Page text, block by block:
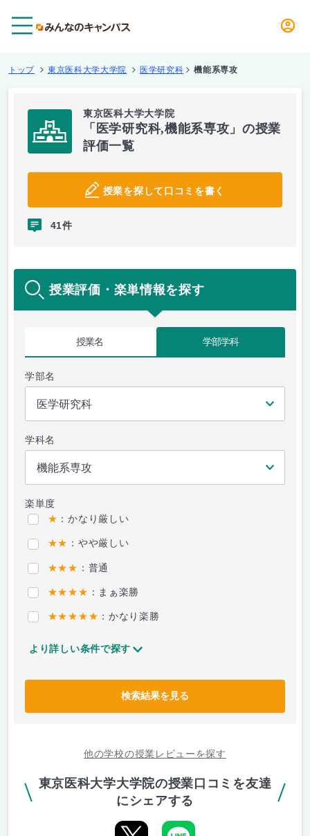
トップ 東京医科大学大学院 医学研究科 機能系専攻
東京医科大学大学院
「医学研究科,機能系専攻」の授業
評価一覧
授業を探して口コミを書く
41件
授業評価・楽単情報を探す
授業名 学部学科
学部名
学科名
楽単度
★ ：かなり厳しい
★★ ：やや厳しい
★★★ ：普通
★★★★ ：まぁ楽勝
★★★★★ ：かなり楽勝
より詳しい条件で探す
検索結果を見る
他の学校の授業レビューを探す
東京医科大学大学院の授業口コミを友達
にシェアする